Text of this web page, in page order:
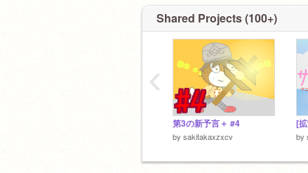
2,025バトル～国土争いを巡って～
??? 0％
格闘差別 10％
スク友
@yu-0101
様
@WAERTV2様
@-paff-様
@sakkar様
リア友
Shared Projects (100+)
第3の新予言＋ #4
by sakitakaxzxcv by
‹